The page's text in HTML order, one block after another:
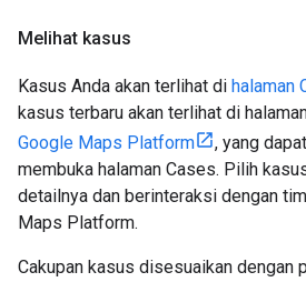
Melihat kasus
Kasus Anda akan terlihat di halaman
kasus terbaru akan terlihat di
Google Maps Platform
, yang
membuka halaman Cases. Pilih
detailnya dan berinteraksi dengan
Maps Platform.
Cakupan kasus disesuaikan dengan